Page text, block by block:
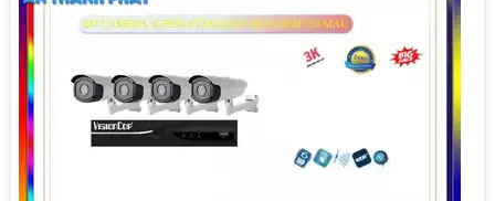
#### Phù hợp với nhiều môi trường:- Sản phẩm được thiết
kế để hoạt động ổn định trong nhiều điều kiện khác nhau, từ
ngoài trời đến trong nhà.- Chịu nước, chịu nhiệt, và chống
chịu những yếu tố môi trường khắc nghiệt.
#### Hướng dẫn sử dụng đơn giản:- Được tích hợp với giao
diện dễ sử dụng, giúp người dùng cài đặt và vận hành một
cách thuận tiện.- Hỗ trợ kết nối mạng và xem trực tiếp qua